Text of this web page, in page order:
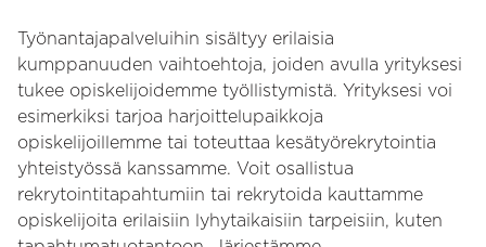
Työnantajapalveluihin sisältyy erilaisia
kumppanuuden vaihtoehtoja, joiden avulla yrityksesi
tukee opiskelijoidemme työllistymistä. Yrityksesi voi
esimerkiksi tarjoa harjoittelupaikkoja
opiskelijoillemme tai toteuttaa kesätyörekrytointia
yhteistyössä kanssamme. Voit osallistua
rekrytointitapahtumiin tai rekrytoida kauttamme
opiskelijoita erilaisiin lyhytaikaisiin tarpeisiin, kuten